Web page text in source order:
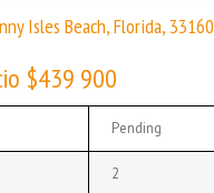
Isles Beach, Florida, 33160
$439 900
Pending
2